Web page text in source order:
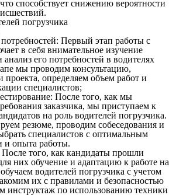
способствует снижению вероятности
Первый этап работы с
в себя внимательное изучение
анализ его потребностей в водителях
мы проводим консультацию,
проекта, определяем объем работ и
специалистов;
После того, как мы
заказчика, мы приступаем к
на роль водителей погрузчика.
резюме, проводим собеседования и
специалистов с оптимальным
и опыта работы.
того, как кандидаты прошли
них обучение и адаптацию к работе на
водителей погрузчика с учетом
их с правилами и безопасностью
инструктаж по использованию техники